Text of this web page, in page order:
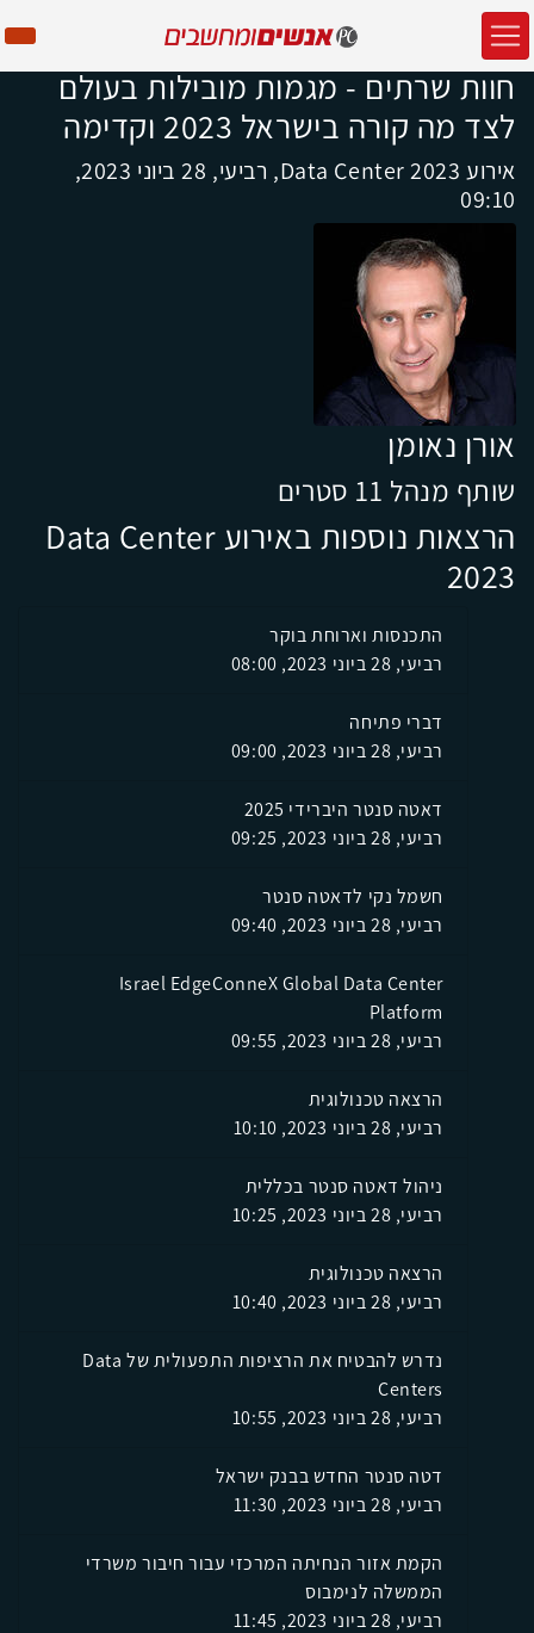
חוות שרתים - מגמות מובילות בעולם
לצד מה קורה בישראל 2023 וקדימה
אירוע Data Center 2023, רביעי, 28 ביוני 2023,
09:10
אורן נאומן
שותף מנהל 11 סטרים
הרצאות נוספות באירוע Data Center
2023
התכנסות וארוחת בוקר
רביעי, 28 ביוני 2023, 08:00
דברי פתיחה
רביעי, 28 ביוני 2023, 09:00
דאטה סנטר היברידי 2025
רביעי, 28 ביוני 2023, 09:25
חשמל נקי לדאטה סנטר
רביעי, 28 ביוני 2023, 09:40
Israel EdgeConneX Global Data Center
Platform
רביעי, 28 ביוני 2023, 09:55
הרצאה טכנולוגית
רביעי, 28 ביוני 2023, 10:10
ניהול דאטה סנטר בכללית
רביעי, 28 ביוני 2023, 10:25
הרצאה טכנולוגית
רביעי, 28 ביוני 2023, 10:40
נדרש להבטיח את הרציפות התפעולית של Data
Centers
רביעי, 28 ביוני 2023, 10:55
דטה סנטר החדש בבנק ישראל
רביעי, 28 ביוני 2023, 11:30
הקמת אזור הנחיתה המרכזי עבור חיבור משרדי
הממשלה לנימבוס
רביעי, 28 ביוני 2023, 11:45